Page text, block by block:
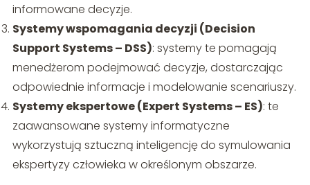
informowane decyzje.
Systemy wspomagania decyzji (Decision
Support Systems – DSS): systemy te pomagają
menedżerom podejmować decyzje, dostarczając
odpowiednie informacje i modelowanie scenariuszy.
Systemy ekspertowe (Expert Systems – ES): te
zaawansowane systemy informatyczne
wykorzystują sztuczną inteligencję do symulowania
ekspertyzy człowieka w określonym obszarze.